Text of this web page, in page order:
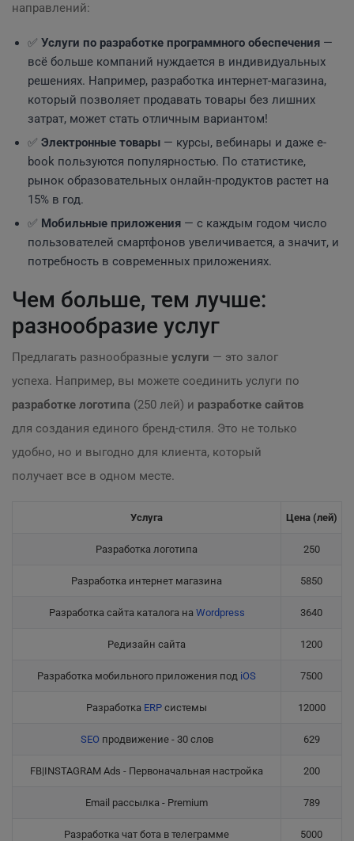
направлений:
✅ Услуги по разработке программного обеспечения —
всё больше компаний нуждается в индивидуальных
решениях. Например, разработка интернет-магазина,
который позволяет продавать товары без лишних
затрат, может стать отличным вариантом!
✅ Электронные товары — курсы, вебинары и даже e-
book пользуются популярностью. По статистике,
рынок образовательных онлайн-продуктов растет на
15% в год.
✅ Мобильные приложения — с каждым годом число
пользователей смартфонов увеличивается, а значит, и
потребность в современных приложениях.
Чем больше, тем лучше:
разнообразие услуг
Предлагать разнообразные услуги — это залог
успеха. Например, вы можете соединить услуги по
разработке логотипа (250 лей) и разработке сайтов
для создания единого бренд-стиля. Это не только
удобно, но и выгодно для клиента, который
получает все в одном месте.
Услуга Цена (лей)
Разработка логотипа 250
Разработка интернет магазина 5850
Разработка сайта каталога на Wordpress 3640
Редизайн сайта 1200
Разработка мобильного приложения под iOS 7500
Разработка ERP системы 12000
SEO продвижение - 30 слов 629
FB|INSTAGRAM Ads - Первоначальная настройка 200
Email рассылка - Premium 789
Разработка чат бота в телеграмме 5000